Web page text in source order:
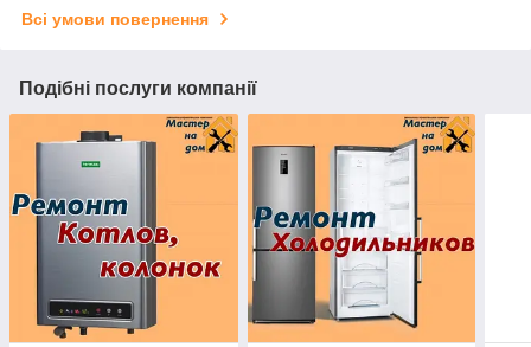
Всі умови повернення
Подібні послуги компанії